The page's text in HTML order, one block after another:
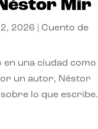
Mir
2026
Cuento de
en una ciudad como
un autor, Néstor
lo que escribe.